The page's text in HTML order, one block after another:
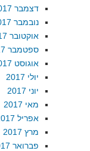
דצמבר 2017
נובמבר 2017
אוקטובר 2017
ספטמבר 2017
אוגוסט 2017
יולי 2017
יוני 2017
מאי 2017
אפריל 2017
מרץ 2017
פברואר 2017